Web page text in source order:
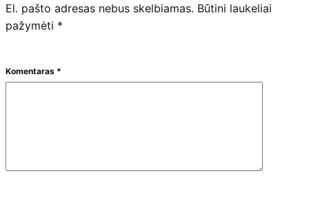
El. pašto adresas nebus skelbiamas. Būtini laukeliai
pažymėti *
Komentaras *